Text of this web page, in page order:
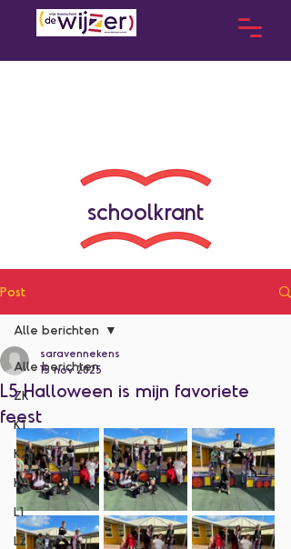
schoolkrant
Post
Alle berichten
ZK
K1
K2
K3
L1
L2
Alle berichten
L5 Halloween is mijn favoriete
feest
saravennekens
15 nov 2025